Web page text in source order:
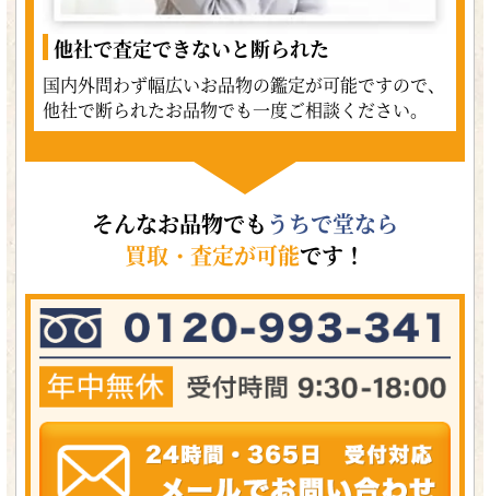
他社で査定できないと断られた
国内外問わず幅広いお品物の鑑定が可能ですので、
他社で断られたお品物でも一度ご相談ください。
そんなお品物でも うちで堂なら
買取・査定が可能です！